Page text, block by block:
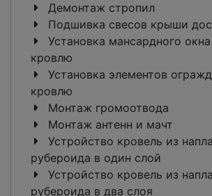
Демонтаж стропил
Подшивка свесов крыши
Установка мансардного
кровлю
Установка элементов
кровлю
Монтаж громоотвода
Монтаж антенн и мачт
Устройство кровель из
рубероида в один слой
Устройство кровель из
рубероида в два слоя